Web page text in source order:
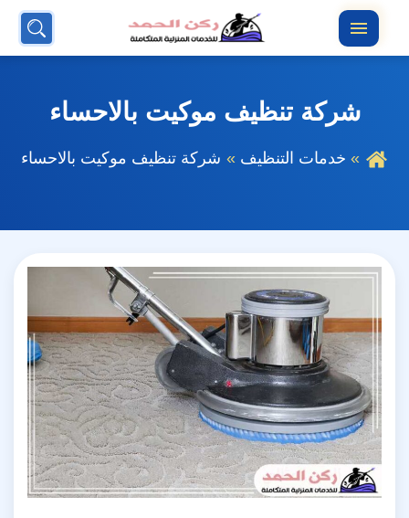
القائمة
بحث
عن
شركة تنظيف موكيت بالاحساء
خدمات التنظيف شركة تنظيف موكيت بالاحساء